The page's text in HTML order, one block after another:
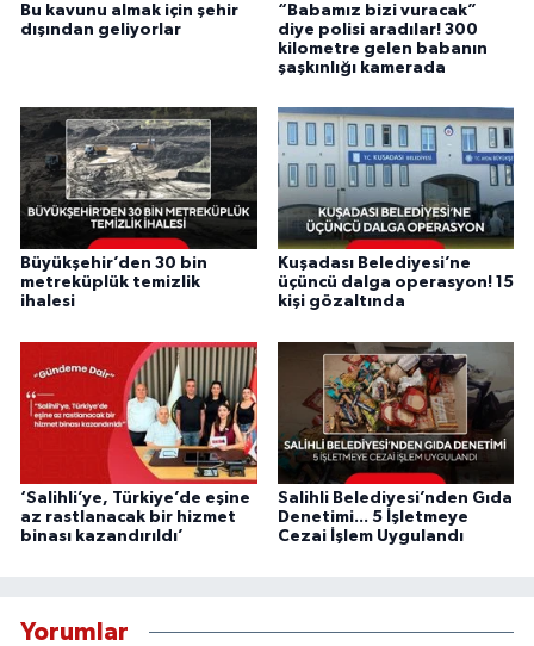
Bu kavunu almak için şehir
dışından geliyorlar
“Babamız bizi vuracak”
diye polisi aradılar! 300
kilometre gelen babanın
şaşkınlığı kamerada
Büyükşehir’den 30 bin
metreküplük temizlik
ihalesi
Kuşadası Belediyesi’ne
üçüncü dalga operasyon! 15
kişi gözaltında
‘Salihli’ye, Türkiye’de eşine
az rastlanacak bir hizmet
binası kazandırıldı’
Salihli Belediyesi’nden Gıda
Denetimi... 5 İşletmeye
Cezai İşlem Uygulandı
Yorumlar